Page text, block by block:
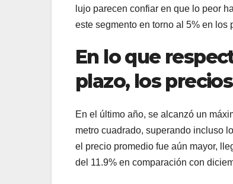
lujo parecen confiar en que lo peor
este segmento en torno al 5% en los
En lo que
plazo, los
En el último año, se alcanzó un
metro cuadrado, superando incluso
el precio promedio fue aún mayor,
del 11.9% en comparación con